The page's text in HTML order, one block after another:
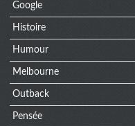
Google
Histoire
Humour
Melbourne
Outback
Pensée